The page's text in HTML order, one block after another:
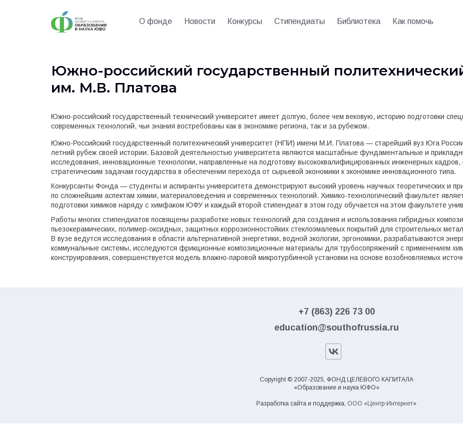
О фонде Новости Конкурсы Стипендиаты Библиотека Как помочь
Южно-российский государственный
им. М.В. Платова
Южно-российский государственный технический университет имеет долгую, более чем вековую, историю подготовки
современных технологий, чьи знания востребованы как в экономике региона, так и за рубежом.
Южно-Российский государственный политехнический университет (НПИ) имени М.И. Платова — старейший вуз Юга
летний рубеж своей истории. Базовой деятельностью университета являются масштабные фундаментальные и
исследования, инновационные технологии, направленные на подготовку высококвалифицированных инженерных кадров,
стратегическим задачам государства в обеспечении перехода от сырьевой экономики к экономике инновационного типа.
Конкурсанты Фонда — студенты и аспиранты университета демонстрируют высокий уровень научных теоретических и
по сложнейшим аспектам химии, материаловедения и современных технологий. Химико-технологический факультет
подготовки химиков наряду с химфаком ЮФУ и каждый второй стипендиат в этом году обучается на этом факультете
Работы многих стипендиатов посвящены разработке новых технологий для создания и использования гибридных
пьезокерамических, полимер-оксидных, защитных коррозионностойких стеклоэмалевых покрытий для строительных
В вузе ведутся исследования в области альтернативной энергетики, водной экологии, эргономики, разрабатываются
коммунальные системы, исследуются фрикционные композиционные материалы для трубосопряжений с применением
конструирования, совершенствуется модель влажно-паровой микротурбинной установки на основе возобновляемых
+7 (863) 226 73 00
education@southofrussia.ru
Copyright © 2007-2025, ФОНД ЦЕЛЕВОГО КАПИТАЛА
«Образование и наука ЮФО»
Разработка сайта и поддержка, ООО «Центр-Интернет»